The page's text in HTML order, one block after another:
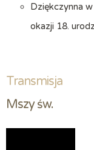
Dziękczynna
okazji 18.
Transmisja
Mszy św.